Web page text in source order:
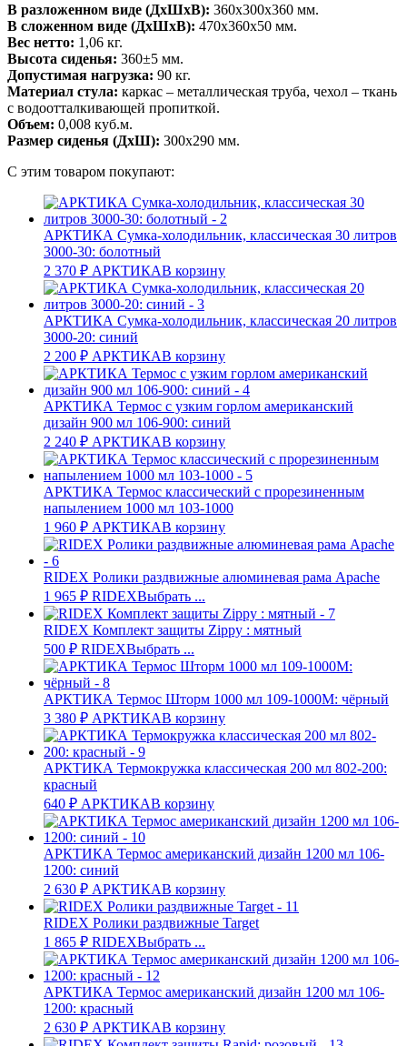
В разложенном виде (ДхШхВ): 360x300x360 мм.
В сложенном виде (ДхШхВ): 470x360x50 мм.
Вес нетто: 1,06 кг.
Высота сиденья: 360±5 мм.
Допустимая нагрузка: 90 кг.
Материал стула: каркас – металлическая труба, чехол – ткань
с водоотталкивающей пропиткой.
Объем: 0,008 куб.м.
Размер сиденья (ДхШ): 300х290 мм.
С этим товаром покупают:
АРКТИКА Сумка-холодильник, классическая 30 литров
3000-30: болотный
2 370 ₽ АРКТИКАВ корзину
АРКТИКА Сумка-холодильник, классическая 20 литров
3000-20: синий
2 200 ₽ АРКТИКАВ корзину
АРКТИКА Термос с узким горлом американский
дизайн 900 мл 106-900: синий
2 240 ₽ АРКТИКАВ корзину
АРКТИКА Термос классический с прорезиненным
напылением 1000 мл 103-1000
1 960 ₽ АРКТИКАВ корзину
RIDEX Ролики раздвижные алюминевая рама Apache
1 965 ₽ RIDEXВыбрать ...
RIDEX Комплект защиты Zippy : мятный
500 ₽ RIDEXВыбрать ...
АРКТИКА Термос Шторм 1000 мл 109-1000М: чёрный
3 380 ₽ АРКТИКАВ корзину
АРКТИКА Термокружка классическая 200 мл 802-200:
красный
640 ₽ АРКТИКАВ корзину
АРКТИКА Термос американский дизайн 1200 мл 106-
1200: синий
2 630 ₽ АРКТИКАВ корзину
RIDEX Ролики раздвижные Target
1 865 ₽ RIDEXВыбрать ...
АРКТИКА Термос американский дизайн 1200 мл 106-
1200: красный
2 630 ₽ АРКТИКАВ корзину